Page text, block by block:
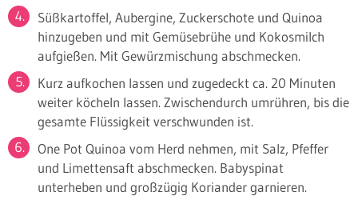
Süßkartoffel, Aubergine, Zuckerschote und Quinoa
hinzugeben und mit Gemüsebrühe und Kokosmilch
aufgießen. Mit Gewürzmischung abschmecken.
Kurz aufkochen lassen und zugedeckt ca. 20 Minuten
weiter köcheln lassen. Zwischendurch umrühren, bis die
gesamte Flüssigkeit verschwunden ist.
One Pot Quinoa vom Herd nehmen, mit Salz, Pfeffer
und Limettensaft abschmecken. Babyspinat
unterheben und großzügig Koriander garnieren.